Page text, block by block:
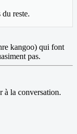
reste.
kangoo) qui font
pas.
à la conversation.